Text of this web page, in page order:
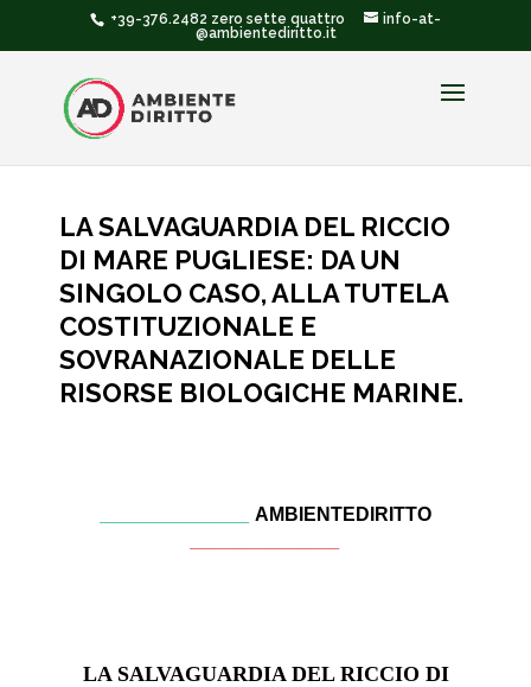
+39-376.2482 zero sette quattro
info-at-
@ambientediritto.it
LA SALVAGUARDIA DEL RICCIO
DI MARE PUGLIESE: DA UN
SINGOLO CASO, ALLA TUTELA
COSTITUZIONALE E
SOVRANAZIONALE DELLE
RISORSE BIOLOGICHE MARINE.
AMBIENTEDIRITTO
LA SALVAGUARDIA DEL RICCIO DI